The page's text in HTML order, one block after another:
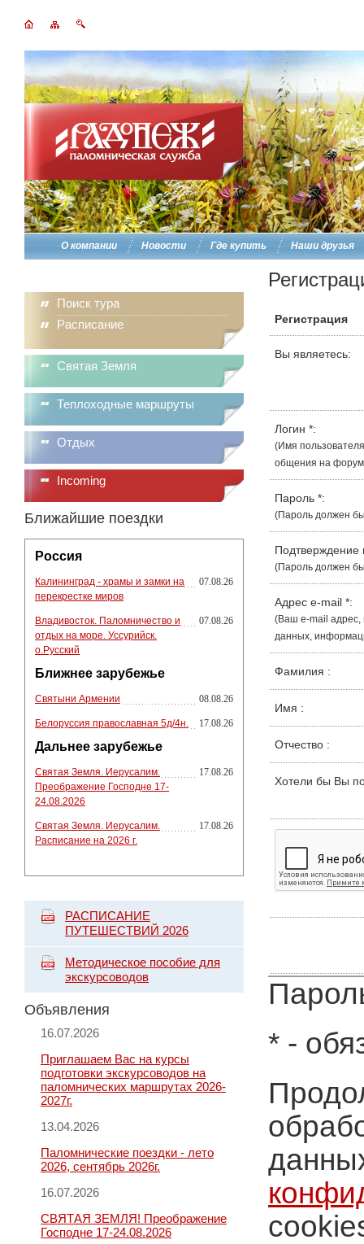
О компании Новости Где купить Наши друзья
Поиск тура
Расписание
Святая Земля
Теплоходные маршруты
Отдых
Incoming
Ближайшие поездки
Россия
Калининград - храмы и замки на
перекрестке миров
07.08.26
Владивосток. Паломничество и
отдых на море. Уссурийск.
о.Русский
07.08.26
Ближнее зарубежье
Святыни Армении 08.08.26
Белоруссия православная 5д/4н. 17.08.26
Дальнее зарубежье
Святая Земля. Иерусалим.
Преображение Господне 17-
24.08.2026
17.08.26
Святая Земля. Иерусалим.
Расписание на 2026 г.
17.08.26
РАСПИСАНИЕ
ПУТЕШЕСТВИЙ 2026
Методическое пособие для
экскурсоводов
Объявления
16.07.2026
Приглашаем Вас на курсы
подготовки экскурсоводов на
паломнических маршрутах 2026-
2027г.
13.04.2026
Паломнические поездки - лето
2026, сентябрь 2026г.
16.07.2026
СВЯТАЯ ЗЕМЛЯ! Преображение
Господне 17-24.08.2026
Регистрация
Вы являетесь:
Логин *:
(Имя
общения на
Пароль *:
(Пароль должен
(Пароль должен
Адрес e-mail *:
(Ваш e-mail адрес,
данных,
Фамилия :
Имя :
Отчество :
Хотели бы Вы
* -